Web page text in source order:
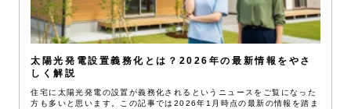
太陽光発電設置義務化とは？2026年の最新情報をやさ
しく解説
住宅に太陽光発電の設置が義務化されるというニュースをご覧になった
方も多いと思います。この記事では2026年1月時点の最新の情報を踏ま